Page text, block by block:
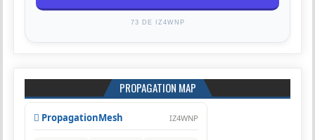
73 DE IZ4WNP
PROPAGATION MAP